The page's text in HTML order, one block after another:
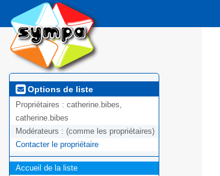
Options de liste
Propriétaires : catherine.bibes,
catherine.bibes
Modérateurs : (comme les propriétaires)
Contacter le propriétaire
Accueil de la liste